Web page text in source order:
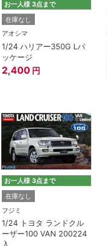
お一人様 3点まで
在庫なし
アオシマ
1/24 ハリアー350G Lパ
ッケージ
2,400 円
お一人様 3点まで
在庫なし
フジミ
1/24 トヨタ ランドクル
ーザー100 VAN 200224